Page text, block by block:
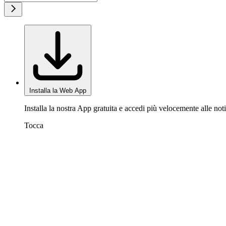
Installa la Web App
Installa la nostra App gratuita e accedi più velocemente alle
Tocca